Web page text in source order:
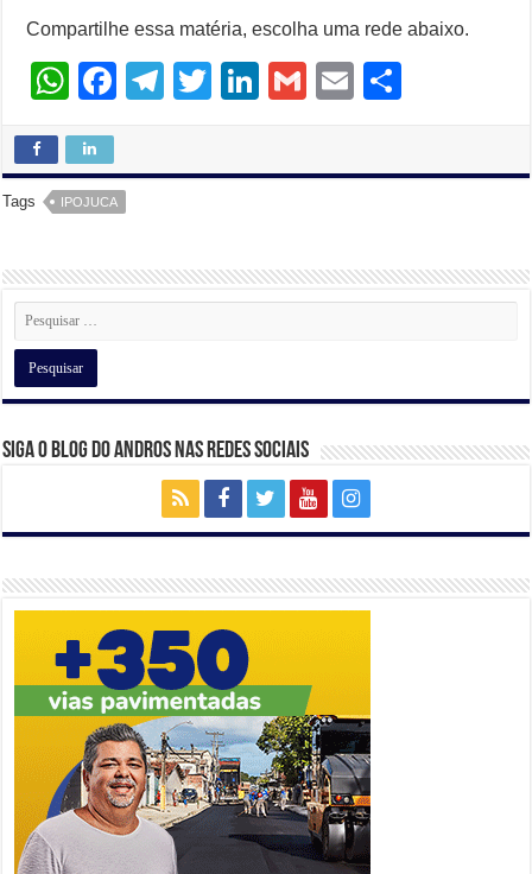
Compartilhe essa matéria, escolha uma rede abaixo.
W
at
s
p
p
F
e
o
o
T
m
T
Li
n
G
E
Tags IPOJUCA
Siga o Blog do Andros nas Redes Sociais